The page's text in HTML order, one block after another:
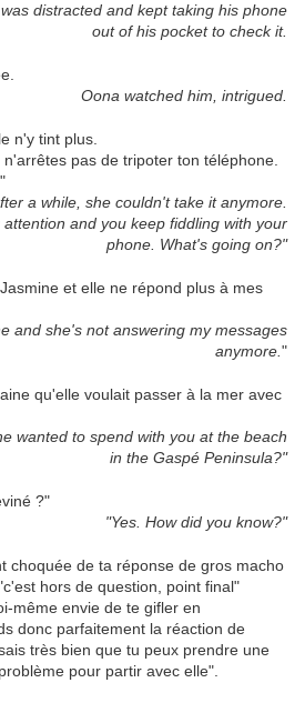
distracted and kept taking his phone
out of his pocket to check it.
Oona watched him, intrigued.
n'y tint plus.
pas de tripoter ton téléphone.
a while, she couldn't take it anymore.
attention and you keep fiddling with your
phone. What's going on?"
et elle ne répond plus à mes
and she's not answering my messages
anymore. "
qu'elle voulait passer à la mer avec
wanted to spend with you at the beach
in the Gaspé Peninsula?"
?"
"Yes. How did you know?"
choquée de ta réponse de gros macho
hors de question, point final"
même envie de te gifler en
donc parfaitement la réaction de
très bien que tu peux prendre une
pour partir avec elle".